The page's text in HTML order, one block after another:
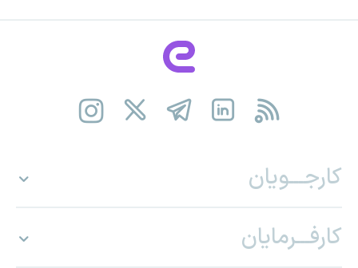
کارجـــویان
کارفـــرمایان